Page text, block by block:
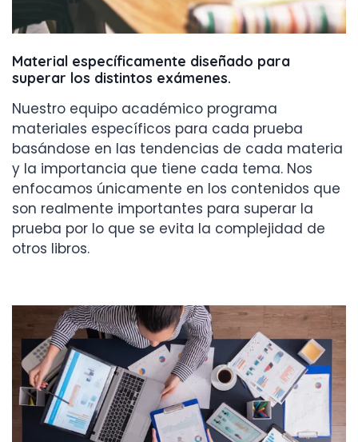
Material específicamente diseñado para
superar los distintos exámenes.
Nuestro equipo académico programa
materiales específicos para cada prueba
basándose en las tendencias de cada materia
y la importancia que tiene cada tema. Nos
enfocamos únicamente en los contenidos que
son realmente importantes para superar la
prueba por lo que se evita la complejidad de
otros libros.